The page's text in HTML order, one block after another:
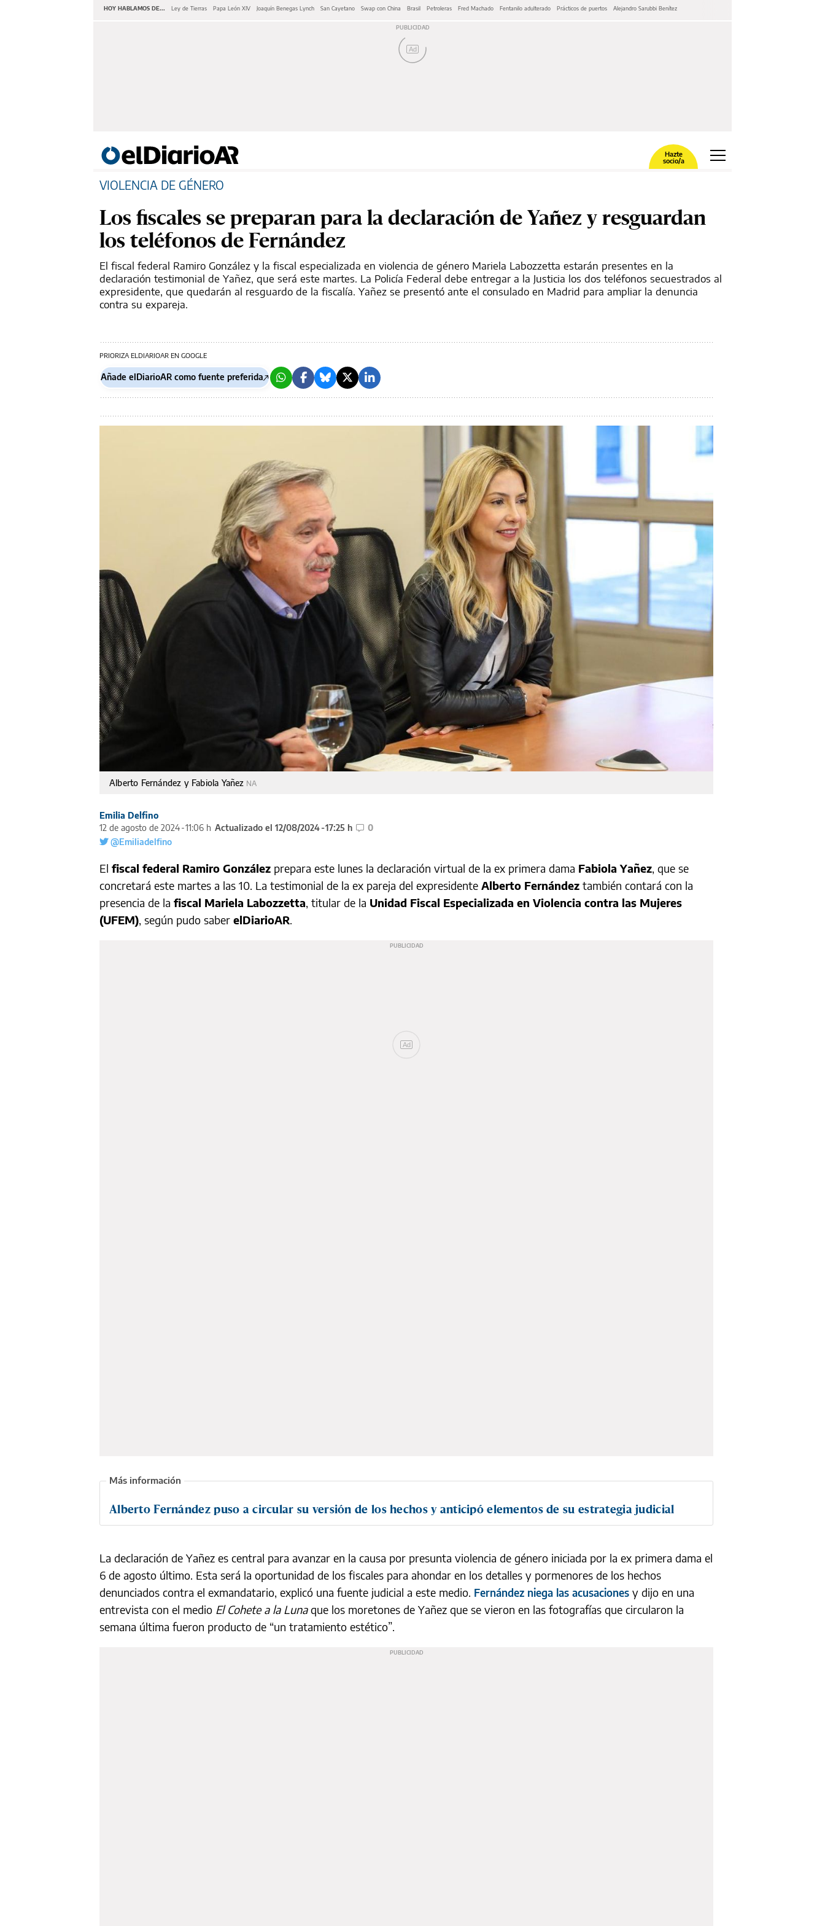
HOY HABLAMOS DE... Ley de Tierras Papa León XIV Joaquín Benegas Lynch San Cayetano Swap con China Brasil Petroleras Fred Machado Fentanilo adulterado Prácticos de puertos Alejandro Sarubbi Benítez
Ad
Hazte
socio/a
VIOLENCIA DE GÉNERO
Los fiscales se preparan para la declaración de Yañez y resguardan
los teléfonos de Fernández
El fiscal federal Ramiro González y la fiscal especializada en violencia de género Mariela Labozzetta estarán presentes en la
declaración testimonial de Yañez, que será este martes. La Policía Federal debe entregar a la Justicia los dos teléfonos secuestrados al
expresidente, que quedarán al resguardo de la fiscalía. Yañez se presentó ante el consulado en Madrid para ampliar la denuncia
contra su expareja.
PRIORIZA ELDIARIOAR EN GOOGLE
Añade elDiarioAR como fuente preferida
Alberto Fernández y Fabiola Yañez NA
Emilia Delfino
12 de agosto de 2024 11:06 h Actualizado el 12/08/2024 17:25 h
0
@Emiliadelfino
El fiscal federal Ramiro González prepara este lunes la declaración virtual de la ex primera dama Fabiola Yañez, que se
concretará este martes a las 10. La testimonial de la ex pareja del expresidente Alberto Fernández también contará con la
presencia de la fiscal Mariela Labozzetta, titular de la Unidad Fiscal Especializada en Violencia contra las Mujeres
(UFEM), según pudo saber elDiarioAR.
Ad
Alberto Fernández puso a circular su versión de los hechos y anticipó elementos de su estrategia judicial
La declaración de Yañez es central para avanzar en la causa por presunta violencia de género iniciada por la ex primera dama el
6 de agosto último. Esta será la oportunidad de los fiscales para ahondar en los detalles y pormenores de los hechos
denunciados contra el exmandatario, explicó una fuente judicial a este medio. Fernández niega las acusaciones y dijo en una
entrevista con el medio El Cohete a la Lunaque los moretones de Yañez que se vieron en las fotografías que circularon la
semana última fueron producto de “un tratamiento estético”.